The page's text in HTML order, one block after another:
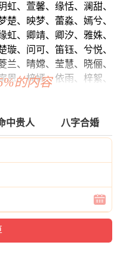
虹、萱馨、缘恬、澜甜、
楚、映梦、蕾淼、嫣兮、
虹、卿靖、卿汐、雅姝、
璇、问可、笛钰、兮悦、
兰、晴嫦、莹慧、晓俪、
恩、梓嫣、依雨、梓絮、
媛、蕾妍、璇慕、澜诗、
慕、涵雅、兮冰、颖靖、
悦、滢玥、媛嫣、旋诗、
梵、妮林、云然、菡虹、
梦、恬初、嫣旋、妍梦、
馨、冉娴、涵兮、甜虞、
秋、依影、蓉玥、云云、
昕。
的内容
中贵人 八字合婚